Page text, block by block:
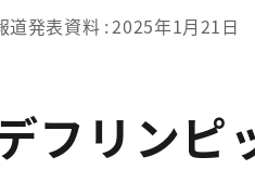
道発表資料 2025年1月21日
フリンピ